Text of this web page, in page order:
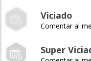
Viciado
Comentar al
Super